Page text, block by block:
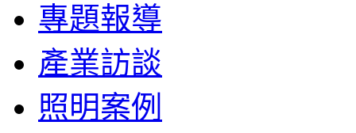
專題報導
產業訪談
照明案例